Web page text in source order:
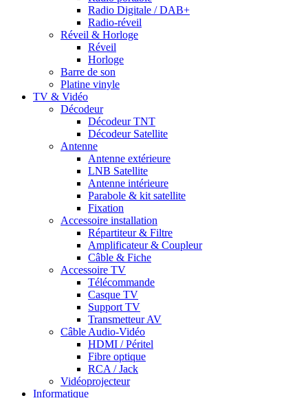
Radio Digitale / DAB+
Radio-réveil
Réveil & Horloge
Réveil
Horloge
Barre de son
Platine vinyle
TV & Vidéo
Décodeur
Décodeur TNT
Décodeur Satellite
Antenne
Antenne extérieure
LNB Satellite
Antenne intérieure
Parabole & kit satellite
Fixation
Accessoire installation
Répartiteur & Filtre
Amplificateur & Coupleur
Câble & Fiche
Accessoire TV
Télécommande
Casque TV
Support TV
Transmetteur AV
Câble Audio-Vidéo
HDMI / Péritel
Fibre optique
RCA / Jack
Vidéoprojecteur
Informatique